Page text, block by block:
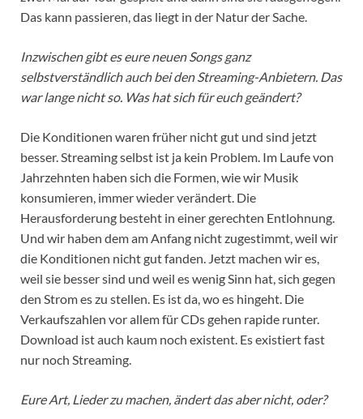
Das kann passieren, das liegt in der Natur der Sache.
Inzwischen gibt es eure neuen Songs ganz
selbstverständlich auch bei den Streaming-Anbietern. Das
war lange nicht so. Was hat sich für euch geändert?
Die Konditionen waren früher nicht gut und sind jetzt
besser. Streaming selbst ist ja kein Problem. Im Laufe von
Jahrzehnten haben sich die Formen, wie wir Musik
konsumieren, immer wieder verändert. Die
Herausforderung besteht in einer gerechten Entlohnung.
Und wir haben dem am Anfang nicht zugestimmt, weil wir
die Konditionen nicht gut fanden. Jetzt machen wir es,
weil sie besser sind und weil es wenig Sinn hat, sich gegen
den Strom es zu stellen. Es ist da, wo es hingeht. Die
Verkaufszahlen vor allem für CDs gehen rapide runter.
Download ist auch kaum noch existent. Es existiert fast
nur noch Streaming.
Eure Art, Lieder zu machen, ändert das aber nicht, oder?